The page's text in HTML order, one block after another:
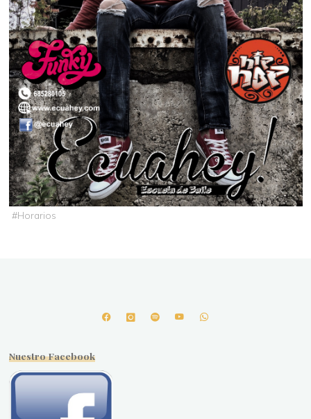
#Horarios
Nuestro Facebook